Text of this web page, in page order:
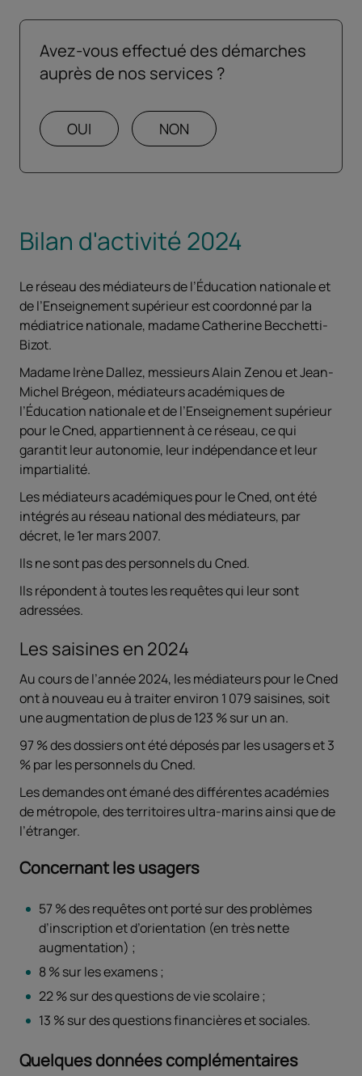
Avez-vous effectué des démarches
auprès de nos services ?
Ce questionnaire se présente sous forme
OUI NON
Bilan d'activité 2024
Le réseau des médiateurs de l’Éducation nationale et
de l’Enseignement supérieur est coordonné par la
médiatrice nationale, madame Catherine Becchetti-
Bizot.
Madame Irène Dallez, messieurs Alain Zenou et Jean-
Michel Brégeon, médiateurs académiques de
l’Éducation nationale et de l’Enseignement supérieur
pour le Cned, appartiennent à ce réseau, ce qui
garantit leur autonomie, leur indépendance et leur
impartialité.
Les médiateurs académiques pour le Cned, ont été
intégrés au réseau national des médiateurs, par
décret, le 1er mars 2007.
Ils ne sont pas des personnels du Cned.
Ils répondent à toutes les requêtes qui leur sont
adressées.
Les saisines en 2024
Au cours de l’année 2024, les médiateurs pour le Cned
ont à nouveau eu à traiter environ 1 079 saisines, soit
une augmentation de plus de 123 % sur un an.
97 % des dossiers ont été déposés par les usagers et 3
% par les personnels du Cned.
Les demandes ont émané des différentes académies
de métropole, des territoires ultra-marins ainsi que de
l’étranger.
Concernant les usagers
57 % des requêtes ont porté sur des problèmes
d’inscription et d’orientation (en très nette
augmentation) ;
8 % sur les examens ;
22 % sur des questions de vie scolaire ;
13 % sur des questions financières et sociales.
Quelques données complémentaires